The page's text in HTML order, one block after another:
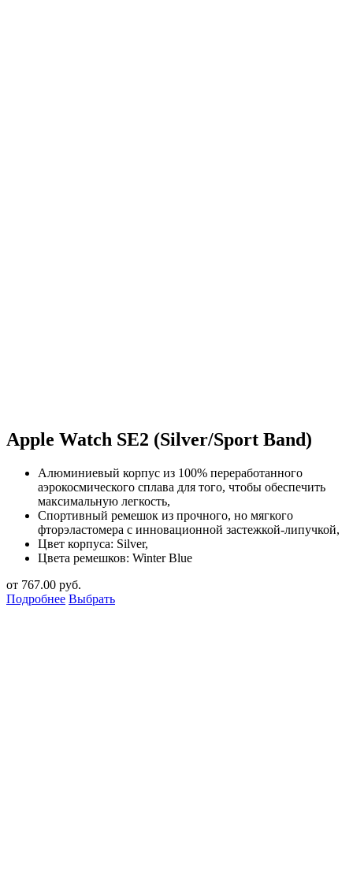
Apple Watch SE2 (Silver/Sport Band)
Алюминиевый корпус из 100% переработанного
аэрокосмического сплава для того, чтобы обеспечить
максимальную легкость,
Спортивный ремешок из прочного, но мягкого
фторэластомера с инновационной застежкой-липучкой,
Цвет корпуса: Silver,
Цвета ремешков: Winter Blue
от 767.00 руб.
Подробнее Выбрать